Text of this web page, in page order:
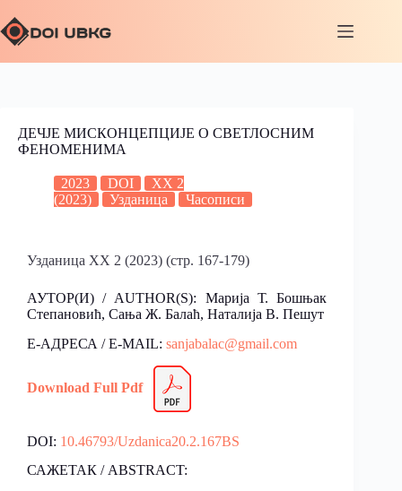
ДЕЧЈЕ МИСКОНЦЕПЦИЈЕ О СВЕТЛОСНИМ
ФЕНОМЕНИМА
2023 DOI
XX 2
(2023)
Узданица Часописи
Узданица XX 2 (2023) (стр. 167-179)
АУТОР(И) / AUTHOR(S): Марија Т. Бошњак
Степановић, Сања Ж. Балаћ, Наталија B. Пешут
Е-АДРЕСА / E-MAIL: sanjabalac@gmail.com
Download Full Pdf
DOI: 10.46793/Uzdanica20.2.167BS
САЖЕТАК / ABSTRACT: